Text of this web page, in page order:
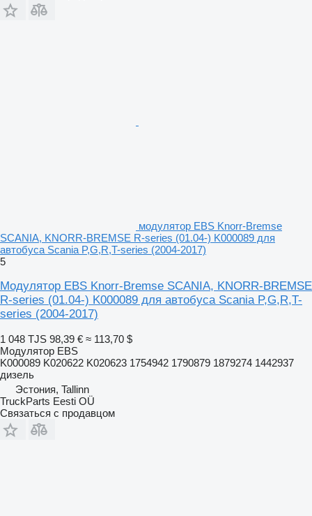
модулятор EBS Knorr-Bremse
SCANIA, KNORR-BREMSE R-series (01.04-) K000089 для
автобуса Scania P,G,R,T-series (2004-2017)
5
Модулятор EBS Knorr-Bremse SCANIA, KNORR-BREMSE
R-series (01.04-) K000089 для автобуса Scania P,G,R,T-
series (2004-2017)
1 048 TJS 98,39 € ≈ 113,70 $
Модулятор EBS
K000089 K020622 K020623 1754942 1790879 1879274 1442937
дизель
Эстония, Tallinn
TruckParts Eesti OÜ
Связаться с продавцом